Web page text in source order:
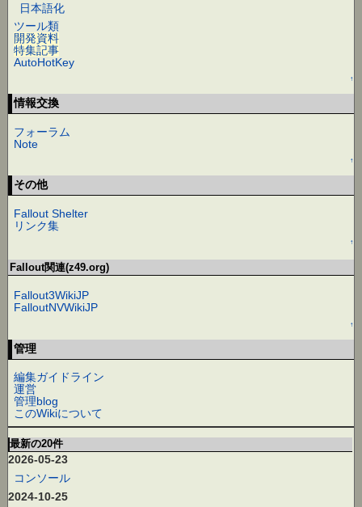
日本語化
ツール類
開発資料
特集記事
AutoHotKey
↑
情報交換
フォーラム
Note
↑
その他
Fallout Shelter
リンク集
↑
Fallout関連(z49.org)
Fallout3WikiJP
FalloutNVWikiJP
↑
管理
編集ガイドライン
運営
管理blog
このWikiについて
最新の20件
2026-05-23
コンソール
2024-10-25